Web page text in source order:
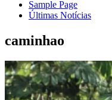
Sample Page
Últimas Notícias
caminhao